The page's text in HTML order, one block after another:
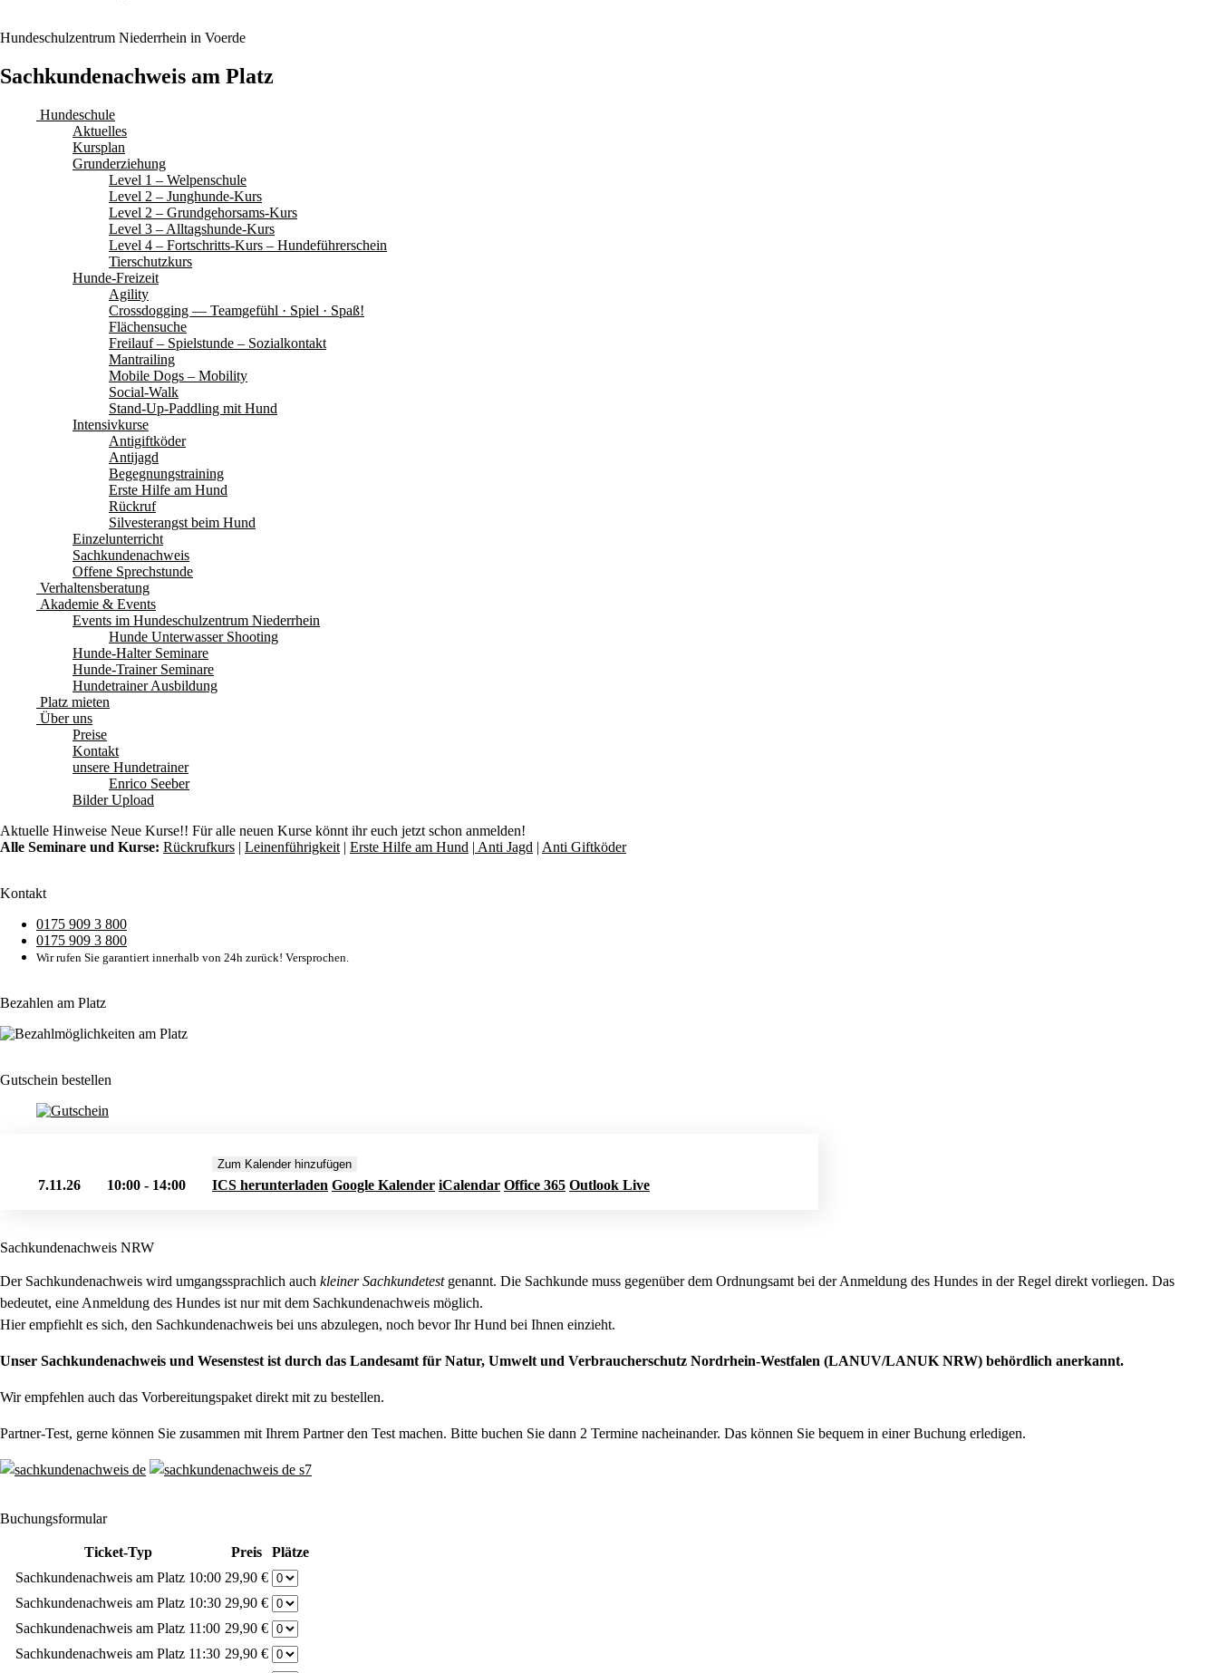
Hundeschulzentrum Niederrhein in Voerde
Sachkundenachweis am Platz
Hundeschule
Aktuelles
Kursplan
Grunderziehung
Level 1 – Welpenschule
Level 2 – Junghunde-Kurs
Level 2 – Grundgehorsams-Kurs
Level 3 – Alltagshunde-Kurs
Level 4 – Fortschritts-Kurs – Hundeführerschein
Tierschutzkurs
Hunde-Freizeit
Agility
Crossdogging — Teamgefühl · Spiel · Spaß!
Flächensuche
Freilauf – Spielstunde – Sozialkontakt
Mantrailing
Mobile Dogs – Mobility
Social-Walk
Stand-Up-Paddling mit Hund
Intensivkurse
Antigiftköder
Antijagd
Begegnungstraining
Erste Hilfe am Hund
Rückruf
Silvesterangst beim Hund
Einzelunterricht
Sachkundenachweis
Offene Sprechstunde
Verhaltensberatung
Akademie & Events
Events im Hundeschulzentrum Niederrhein
Hunde Unterwasser Shooting
Hunde-Halter Seminare
Hunde-Trainer Seminare
Hundetrainer Ausbildung
Platz mieten
Über uns
Preise
Kontakt
unsere Hundetrainer
Enrico Seeber
Bilder Upload
Aktuelle Hinweise Neue Kurse!! Für alle neuen Kurse könnt ihr euch jetzt schon anmelden!
Alle Seminare und Kurse: Rückrufkurs | Leinenführigkeit | Erste Hilfe am Hund | Anti Jagd | Anti Giftköder
Kontakt
0175 909 3 800
0175 909 3 800
Wir rufen Sie garantiert innerhalb von 24h zurück! Versprochen.
Bezahlen am Platz
Gutschein bestellen
7.11.26 10:00 - 14:00
Zum Kalender hinzufügen
ICS herunterladen Google Kalender iCalendar Office 365 Outlook Live
Sachkundenachweis NRW
Der Sachkundenachweis wird umgangssprachlich auch kleiner Sachkundetestgenannt. Die Sachkunde muss gegenüber dem Ordnungsamt bei der Anmeldung des Hundes in der Regel direkt vorliegen. Das
bedeutet, eine Anmeldung des Hundes ist nur mit dem Sachkundenachweis möglich.
Hier empfiehlt es sich, den Sachkundenachweis bei uns abzulegen, noch bevor Ihr Hund bei Ihnen einzieht.
Unser Sachkundenachweis und Wesenstest ist durch das Landesamt für Natur, Umwelt und Verbraucherschutz Nordrhein-Westfalen (LANUV/LANUK NRW) behördlich anerkannt.
Wir empfehlen auch das Vorbereitungspaket direkt mit zu bestellen.
Partner-Test, gerne können Sie zusammen mit Ihrem Partner den Test machen. Bitte buchen Sie dann 2 Termine nacheinander. Das können Sie bequem in einer Buchung erledigen.
Buchungsformular
Ticket-Typ Preis
Plätze
Sachkundenachweis am Platz 10:00 29,90 €
Sachkundenachweis am Platz 10:30 29,90 €
Sachkundenachweis am Platz 11:00 29,90 €
Sachkundenachweis am Platz 11:30 29,90 €